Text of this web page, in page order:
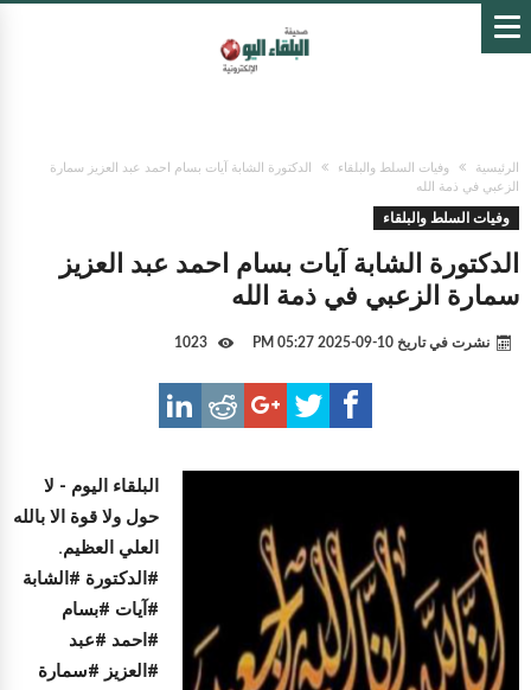
الرئيسية وفيات السلط والبلقاء
الدكتورة الشابة آيات بسام احمد عبد العزيز سمارة
الزعبي في ذمة الله
وفيات السلط والبلقاء
الدكتورة الشابة آيات بسام احمد عبد العزيز
سمارة الزعبي في ذمة الله
نشرت في تاريخ 10-09-2025 05:27 PM
البلقاء اليوم - لا
حول ولا قوة الا بالله
العلي العظيم.
#الدكتورة #الشابة
#آيات #بسام
#احمد #عبد
#العزيز #سمارة